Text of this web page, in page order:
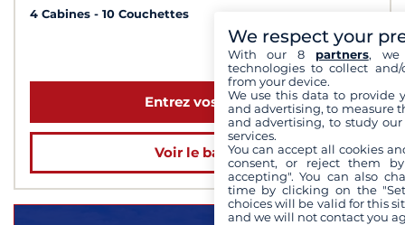
4 Cabines
10 Couchettes
à partir de 1 400 €
Entrez vos dates
Voir le bateau
We respect your
With our 8 partners, we
technologies to collect
from your device.
We use this data to provide
and advertising, to measure
and advertising, to study
services.
You can accept all cookies
consent, or reject them
accepting". You can also
time by clicking on the
choices will be valid for this
and we will not contact you